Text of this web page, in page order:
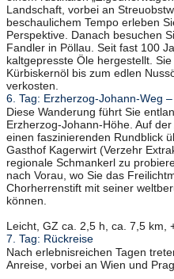
Landschaft, vorbei an
beschaulichem Tempo erleben
Perspektive. Danach besuchen
Fandler in Pöllau. Seit fast 100
kaltgepresste Öle hergestellt.
Kürbiskernöl bis zum edlen
verkosten.
6. Tag: Erzherzog-Johann-Weg
Diese Wanderung führt Sie
Erzherzog-Johann-Höhe. Auf
einen faszinierenden Rundblick
Gasthof Kagerwirt (Verzehr
regionale Schmankerl zu
nach Vorau, wo Sie das
Chorherrenstift mit seiner
können.
Leicht, GZ ca. 2,5 h, ca. 7,5 km,
7. Tag: Rückreise
Nach erlebnisreichen Tagen
Anreise, vorbei an Wien und